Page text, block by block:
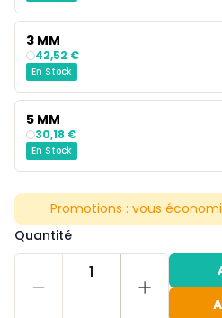
3 MM
42,52 €
En Stock
5 MM
30,18 €
En Stock
Promotions : vous
Quantité
1